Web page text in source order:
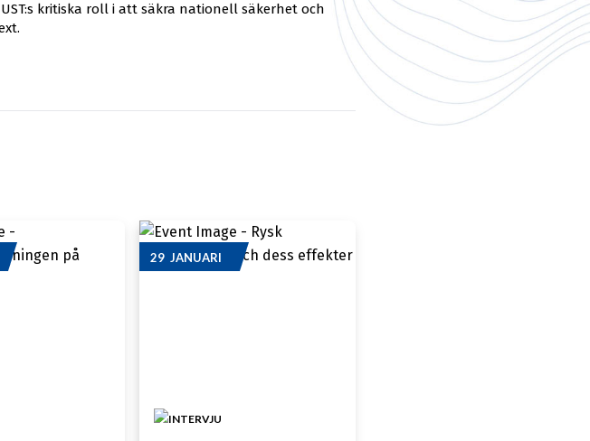
kritiska roll i att säkra nationell säkerhet och
29 JANUARI
INTERVJU